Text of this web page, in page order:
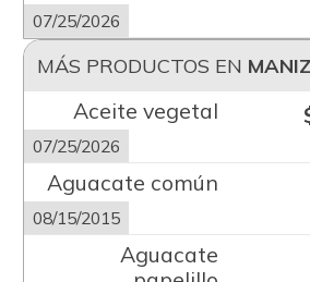
07/25/2026
MÁS PRODUCTOS EN
Aceite vegetal
07/25/2026
Aguacate común
08/15/2015
Aguacate